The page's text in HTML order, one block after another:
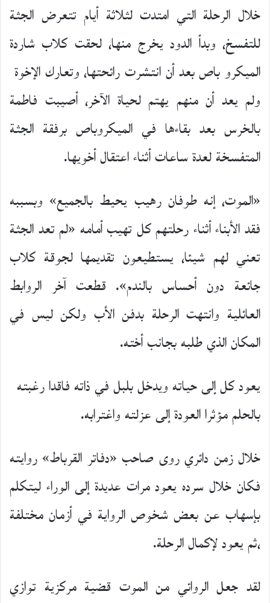
خلال الرحلة التي امتدت لثلاثة أيام تتعرض الجثة
للتفسخ، وبدأ الدود يخرج منها، لحقت كلاب شاردة
الميكرو باص بعد أن انتشرت رائحتها، وتعارك الإخوة
ولم يعد أن منهم يهتم لحياة الآخر، أصيبت فاطمة
بالخرس بعد بقاءها في الميكروباص برفقة الجثة
المتفسخة لعدة ساعات أثناء اعتقال أخويها.
«الموت، إنه طوفان رهيب يحيط بالجميع» وبسببه
فقد الأبناء أثناء رحلتهم كل تهيب أمامه «لم تعد الجثة
تعني لهم شيئا، يستطيعون تقديمها لجوقة كلاب
جائعة دون أحساس بالندم». قطعت آخر الروابط
العائلية وانتهت الرحلة بدفن الأب ولكن ليس في
المكان الذي طلبه بجانب أخته.
يعود كل إلى حياته ويدخل بلبل في ذاته فاقدا رغبته
بالحلم مؤثرا العودة إلى عزلته واغترابه.
خلال زمن دائري روى صاحب «دفاتر القرباط» روايته
فكان خلال سرده يعود مرات عديدة إلى الوراء ليتكلم
بإسهاب عن بعض شخوص الرواية في أزمان مختلفة
،ثم يعود لإكمال الرحلة.
لقد جعل الروائي من الموت قضية مركزية توازي